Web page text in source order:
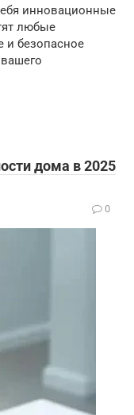
инновационные
любые
и безопасное
дома в 2025
0